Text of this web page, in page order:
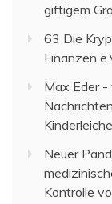
giftigem
63 Die
Finanzen
Max Eder
Nachrichten
Neuer
Kontrolle